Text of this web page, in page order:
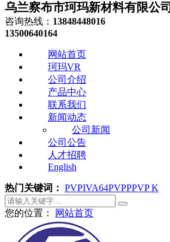
乌兰察布市珂玛新材料有限公司
咨询热线： 13848448016
13500640164
网站首页
珂玛VR
公司介绍
产品中心
联系我们
新闻动态
公司新闻
公司公告
人才招聘
English
热门关键词： PVPIVA64PVPPPVP K
您的位置： 网站首页